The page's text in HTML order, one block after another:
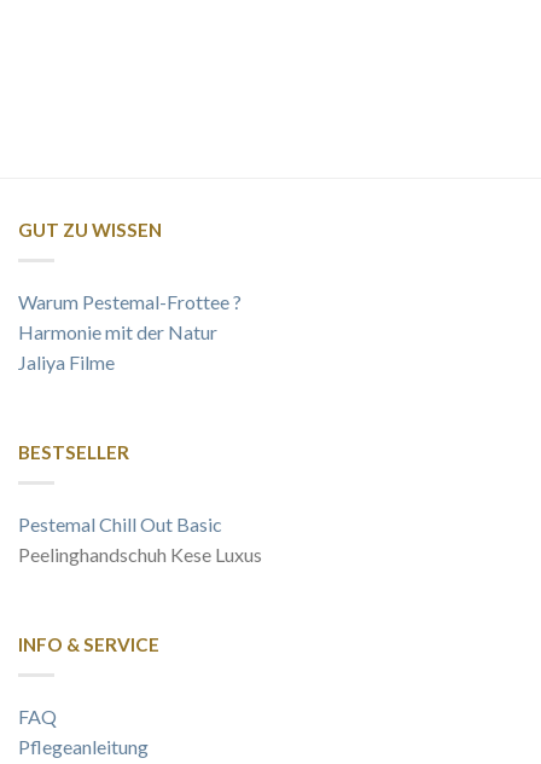
GUT ZU WISSEN
Warum Pestemal-Frottee ?
Harmonie mit der Natur
Jaliya Filme
BESTSELLER
Pestemal Chill Out Basic
Peelinghandschuh Kese Luxus
INFO & SERVICE
FAQ
Pflegeanleitung